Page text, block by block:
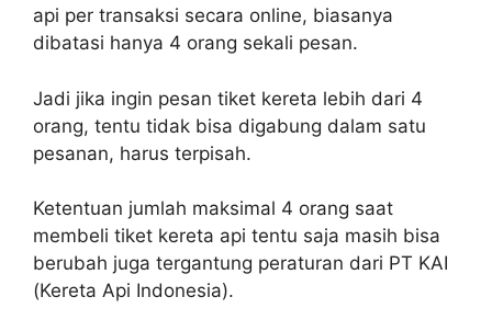
api per transaksi secara online, biasanya
dibatasi hanya 4 orang sekali pesan.
Jadi jika ingin pesan tiket kereta lebih dari 4
orang, tentu tidak bisa digabung dalam satu
pesanan, harus terpisah.
Ketentuan jumlah maksimal 4 orang saat
membeli tiket kereta api tentu saja masih bisa
berubah juga tergantung peraturan dari PT KAI
(Kereta Api Indonesia).